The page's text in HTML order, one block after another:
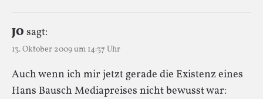
JO sagt:
13. Oktober 2009 um 14:37 Uhr
Auch wenn ich mir jetzt gerade die Existenz eines
Hans Bausch Mediapreises nicht bewusst war: